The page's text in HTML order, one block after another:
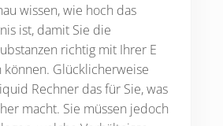
wissen, wie hoch das
ist, damit Sie die
richtig mit Ihrer E
Glücklicherweise
Rechner das für Sie, was
macht. Sie müssen jedoch